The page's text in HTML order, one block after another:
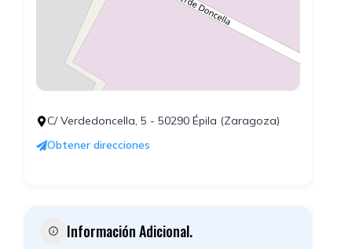
C/ Verdedoncella, 5 - 50290 Épila (Zaragoza)
Obtener direcciones
Información Adicional.